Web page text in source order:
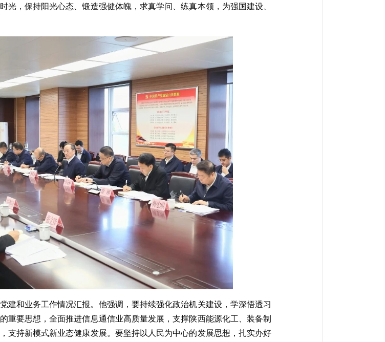
光，保持阳光心态、锻造强健体魄，求真学问、练真本领，为强国建设、
建和业务工作情况汇报。他强调，要持续强化政治机关建设，学深悟透习
重要思想，全面推进信息通信业高质量发展，支撑陕西能源化工、装备制
支持新模式新业态健康发展。要坚持以人民为中心的发展思想，扎实办好